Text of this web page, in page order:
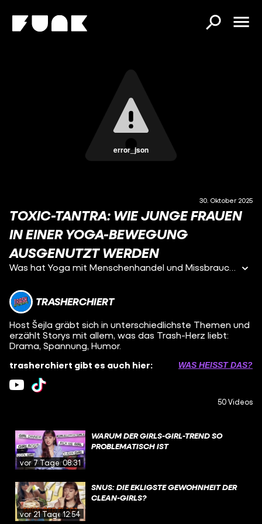
error_json
30. Oktober 2025
TOXIC-TANTRA: WIE JUNGE FRAUEN
IN EINER YOGA-BEWEGUNG
AUSGENUTZT WERDEN
Was hat Yoga mit Menschenhandel und Missbrauch zu tun? In dieser Folge von Trasherchiert taucht Šejla in die erschreckenden Abgründe der Yoga-Welt ein. Die Deutsche Akademie für traditionelles Yoga und der internationale Dachverband ATMAN stehen im Mittelpunkt einer düsteren Geschichte, die von dubiosen Praktiken bis hin zu sexueller Ausbeutung reicht. Hier erfährst du, wie junge Menschen in vermeintlich harmlose Yoga-Stunden geraten und sich plötzlich in einem gefährlichen Menschenfänger-Netz wiederfinden. Der Film basiert auf den Recherchen zum Buch und Seelenfänger-Podcast "Toxic Tantra" von Christiane Hawranek und Katja Paysen-Petersen.
TRASHERCHIERT
Host Šejla gräbt sich in unterschiedlichste Themen und
erzählt Storys mit allem, was das Trash-Herz liebt:
Drama, Spannung, Humor.
trasherchiert gibt es auch hier:
WAS HEISST DAS?
50 Videos
vor 7 Tagen08:31
WARUM DER GIRLS-GIRL-TREND SO
PROBLEMATISCH IST
vor 21 Tagen12:54
SNUS: DIE EKLIGSTE GEWOHNHEIT DER
CLEAN-GIRLS?